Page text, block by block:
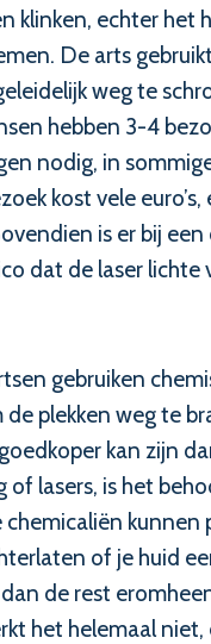
klinken, echter het
De arts
weg te
hebben 3-4
nodig, in
kost vele
is er bij
dat de laser lichte
gebruiken
de plekken weg te
kan zijn
of lasers, is het
chemicaliën kunnen
of je huid
de rest
het helemaal niet,